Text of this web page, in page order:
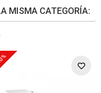
MISMA CATEGORÍA: